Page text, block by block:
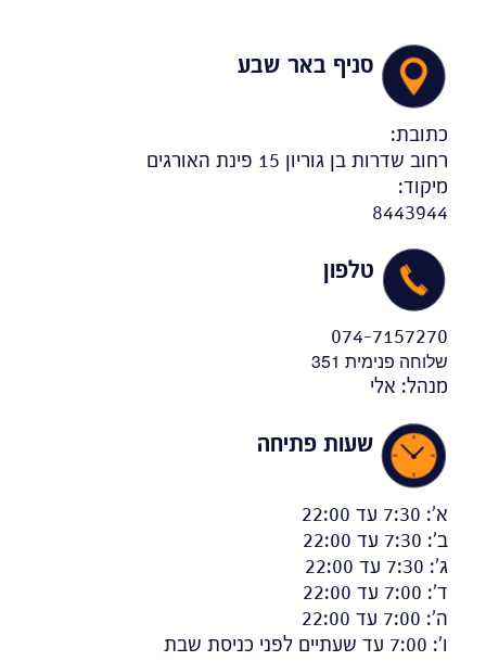
סניף באר שבע
כתובת:
רחוב שדרות בן גוריון 15 פינת האורגים
מיקוד:
8443944
טלפון
074-7157270
שלוחה פנימית 351
מנהל: אלי
שעות פתיחה
א': 7:30 עד 22:00
ב': 7:30 עד 22:00
ג': 7:30 עד 22:00
ד': 7:00 עד 22:00
ה': 7:00 עד 22:00
ו': 7:00 עד שעתיים לפני כניסת שבת